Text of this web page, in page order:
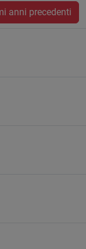
anni precedenti